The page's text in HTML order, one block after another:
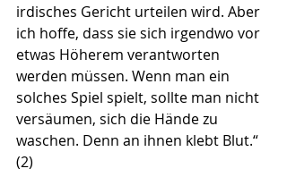
irdisches Gericht urteilen wird. Aber
ich hoffe, dass sie sich irgendwo vor
etwas Höherem verantworten
werden müssen. Wenn man ein
solches Spiel spielt, sollte man nicht
versäumen, sich die Hände zu
waschen. Denn an ihnen klebt Blut.“
(2)